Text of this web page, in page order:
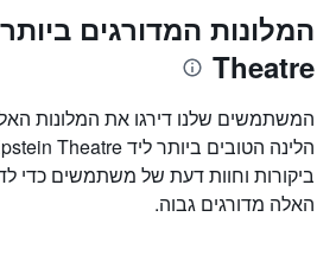
Theatre
המשתמשים שלנו דירגו את המלונות
ביקורות וחוות דעת של משתמשים כדי
האלה מדורגים גבוה.